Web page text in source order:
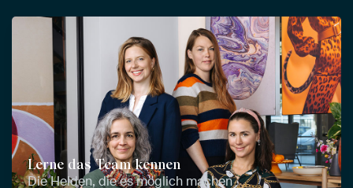
Lerne das Team kennen
Die Helden, die es möglich machen